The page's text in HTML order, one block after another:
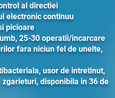
al directiei
electronic continuu
picioare
25-30 operatii/incarcare
fara niciun fel de unelte,
usor de intretinut,
disponibila in 36 de